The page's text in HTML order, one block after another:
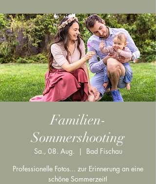
Familien-
Sommershooting
Sa., 08. Aug.
  |
Bad Fischau
Professionelle Fotos... zur Erinnerung an eine
schöne Sommerzeit!